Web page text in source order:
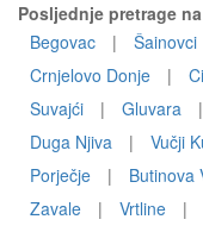
Posljednje pretrage
Begovac
| Šainovci
Crnjelovo Donje
|
Suvajći
| Gluvara |
Duga Njiva
| Vučji
Porječje
| Butinova
Zavale
| Vrtline |